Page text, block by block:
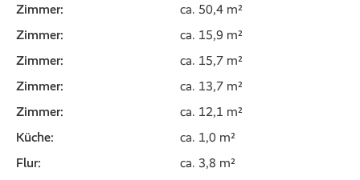
Zimmer:
ca. 50,4 m²
Zimmer:
ca. 15,9 m²
Zimmer:
ca. 15,7 m²
Zimmer:
ca. 13,7 m²
Zimmer:
ca. 12,1 m²
Küche:
ca. 1,0 m²
Flur:
ca. 3,8 m²